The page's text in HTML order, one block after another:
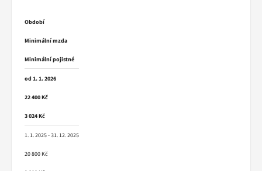
Období
Minimální mzda
Minimální pojistné
od 1. 1. 2026
22 400 Kč
3 024 Kč
1. 1. 2025 - 31. 12. 2025
20 800 Kč